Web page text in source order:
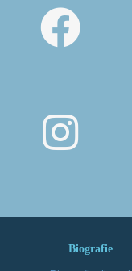
Biografie